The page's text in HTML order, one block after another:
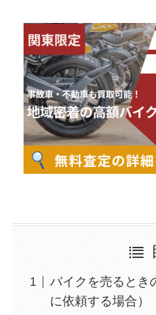
バイクを売るとき
に依頼する場合）